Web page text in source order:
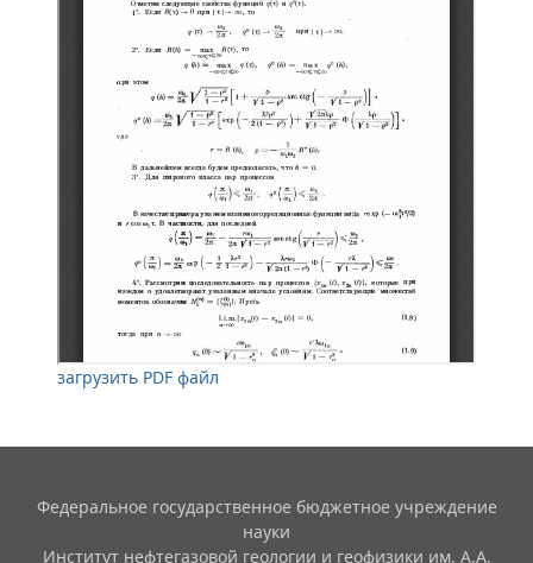
загрузить PDF файл
Федеральное государственное бюджетное учреждение
науки
Институт нефтегазовой геологии и геофизики им. А.А.